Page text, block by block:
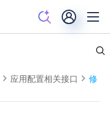
应用配置相关接口
修